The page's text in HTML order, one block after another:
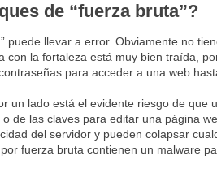
de “fuerza bruta”?
puede llevar a error. Obviamente no
con la fortaleza está muy bien traída,
para acceder a una web
un lado está el evidente riesgo de que
de las claves para editar una página
del servidor y pueden colapsar
fuerza bruta contienen un malware